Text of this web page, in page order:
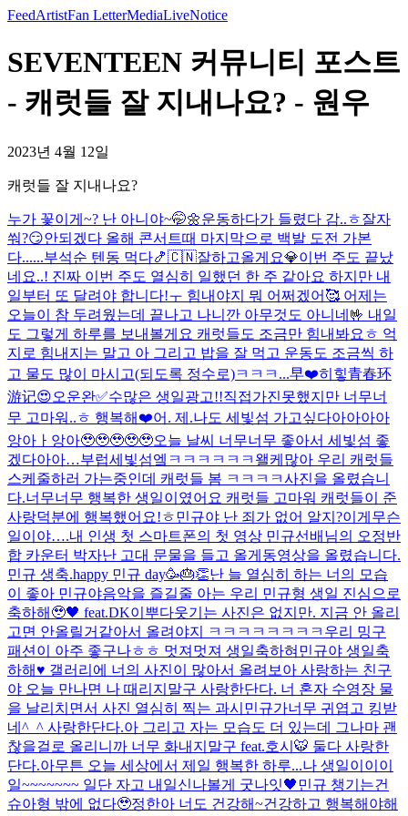
FeedArtistFan LetterMediaLiveNotice
SEVENTEEN 커뮤니티 포스트
- 캐럿들 잘 지내나요? - 원우
2023년 4월 12일
캐럿들 잘 지내나요?
누가 꽃이게~? 난 아니야~🤭🌼운동하다가 들렸다 감..ㅎ잘자
쒀?😏안되겠다 올해 콘서트때 마지막으로 백발 도전 가본
다......부석순 텐동 먹다🍤🇨🇳잘하고올게요💎이번 주도 끝났
네요..! 진짜 이번 주도 열심히 일했던 한 주 같아요 하지만 내
일부터 또 달려야 합니다!ㅜ 힘내야지 뭐 어쩌겠어🥰 어제는
오늘이 참 두려웠는데 끝나고 나니깐 아무것도 아니네🤟 내일
도 그렇게 하루를 보내볼게요 캐럿들도 조금만 힘내봐요ㅎ 억
지로 힘내지는 말고 아 그리고 밥을 잘 먹고 운동도 조금씩 하
고 물도 많이 마시고(되도록 정수로)ㅋㅋㅋ...早❤️히힣青春环
游记😍오운완✅수많은 생일광고!!직접가진못했지만 너무너
무 고마워..ㅎ 행복해❤️어. 제.나도 세빛섬 가고싶다아아아아
앙아ㅏ앙아🥹🥹🥹🥹🥹오늘 날씨 너무너무 좋아서 세빛섬 좋
겠다아아…부럽세빛섬엨ㅋㅋㅋㅋㅋㅋ왤케많아 우리 캐럿들
스케줄하러 가는중인데 캐럿들 봄 ㅋㅋㅋㅋ사진을 올렸습니
다.너무너무 행복한 생일이였어요 캐럿들 고마워 캐럿들이 준
사랑덕분에 행복했어요!ㅎ민규야 난 죄가 없어 알지?이게무슨
일이야….내 인생 첫 스마트폰의 첫 영상 민규선배님의 오정반
합 카운터 박자난 고대 문물을 들고 올게 동영상을 올렸습니다.
민규 생축.happy 민규 day🥳🎂👏난 늘 열심히 하는 너의 모습
이 좋아 민규야음악을 즐길줄 아는 우리 민규형 생일 진심으로
축하해🥹🖤 feat.DK이뿌다웃기는 사진은 없지만. 지금 안 올리
고면 안올릴거같아서 올려야지 ㅋㅋㅋㅋㅋㅋㅋㅋ 우리 밍구
패션이 아주 좋구나ㅎㅎ 멋져멋져 생일축하혀 민규야 생일축
하해♥️ 갤러리에 너의 사진이 많아서 올려보아 사랑하는 친구
야 오늘 만나면 나 때리지말구 사랑한단다. 너 혼자 수영장 물
을 날리치면서 사진 열심히 찍는 과시민규가너무 귀엽고 킹받
네^_^ 사랑한단다.아 그리고 자는 모습도 더 있는데 그나마 괜
찮을걸로 올리니까 너무 화내지말구 feat.호시🐯 둘다 사랑한
단다.아무튼 오늘 세상에서 제일 행복한 하루...나 생일이이이
일~~~~~~~ 일단 자고 내일신나볼게 굿나잇🖤민규 챙기는건
슈아형 밖에 없다🥹정한아 너도 건강해~건강하고 행복해야해